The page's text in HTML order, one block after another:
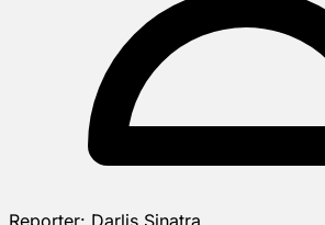
Reporter: Darlis Sinatra